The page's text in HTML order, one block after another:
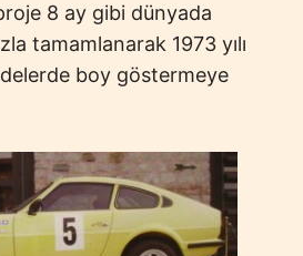
8 ay gibi dünyada
tamamlanarak 1973 yılı
boy göstermeye